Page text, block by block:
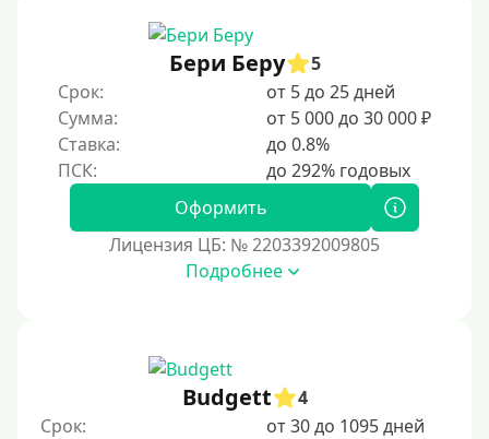
Бери Беру
5
Срок:
от 5 до 25 дней
Сумма:
от 5 000 до 30 000 ₽
Ставка:
до 0.8%
Оформить
Лицензия ЦБ: № 2203392009805
Подробнее
Budgett
4
Срок:
от 30 до 1095 дней